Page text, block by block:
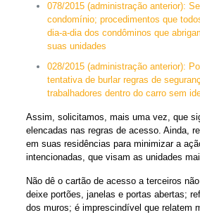
078/2015 (administração anterior):
condomínio; procedimentos que
dia-a-dia dos condôminos que
suas unidades
028/2015 (administração anterior):
tentativa de burlar regras de
trabalhadores dentro do carro sem
Assim, solicitamos, mais uma vez, que
elencadas nas regras de acesso. Ainda,
em suas residências para minimizar a
intencionadas, que visam as unidades
Não dê o cartão de acesso a terceiros
deixe portões, janelas e portas abertas;
dos muros; é imprescindível que relatem